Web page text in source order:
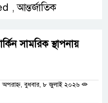
,আন্তর্জাতিক
সামরিক স্থাপনায়
বুধবার, ৮ জুলাই ২০২৬